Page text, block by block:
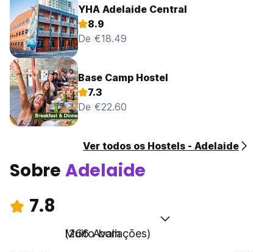
YHA Adelaide Central
8.9
De €18.49
Base Camp Hostel
7.3
De €22.60
Ver todos os Hostels - Adelaide
Sobre Adelaide
7.8
Muito bom
(266 Avaliações)